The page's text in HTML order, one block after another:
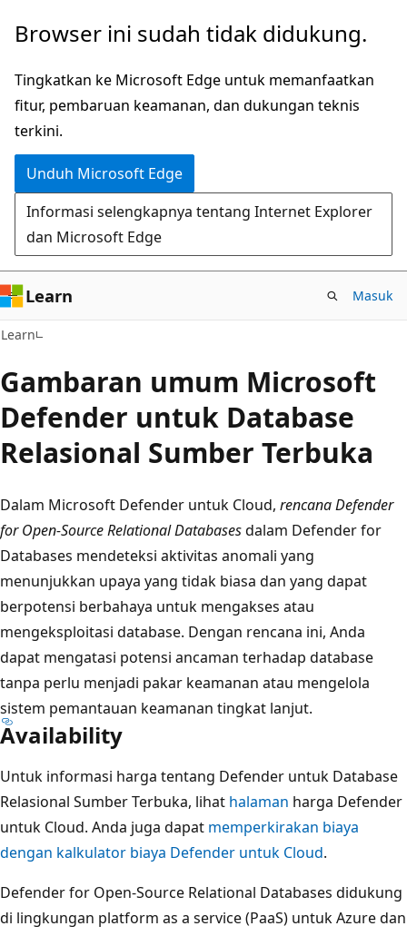
Lompati
konten
utama
Browser ini sudah tidak didukung.
Tingkatkan ke Microsoft Edge untuk memanfaatkan
fitur, pembaruan keamanan, dan dukungan teknis
terkini.
Unduh Microsoft Edge
Informasi selengkapnya tentang Internet Explorer
dan Microsoft Edge
Learn Masuk
Learn
Gambaran umum Microsoft
Defender untuk Database
Relasional Sumber Terbuka
Dalam Microsoft Defender untuk Cloud, rencana Defender
for Open-Source Relational Databasesdalam Defender for
Databases mendeteksi aktivitas anomali yang
menunjukkan upaya yang tidak biasa dan yang dapat
berpotensi berbahaya untuk mengakses atau
mengeksploitasi database. Dengan rencana ini, Anda
dapat mengatasi potensi ancaman terhadap database
tanpa perlu menjadi pakar keamanan atau mengelola
sistem pemantauan keamanan tingkat lanjut.
Availability
Untuk informasi harga tentang Defender untuk Database
Relasional Sumber Terbuka, lihat halaman harga Defender
untuk Cloud. Anda juga dapat memperkirakan biaya
dengan kalkulator biaya Defender untuk Cloud.
Defender for Open-Source Relational Databases didukung
di lingkungan platform as a service (PaaS) untuk Azure dan